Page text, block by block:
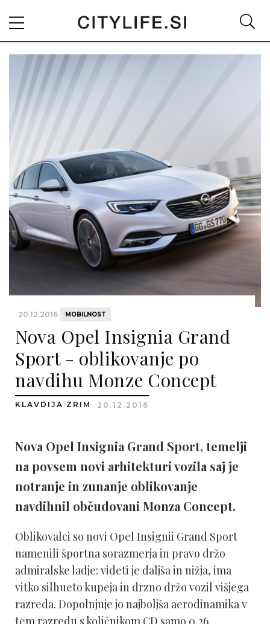
20.12.2016 MOBILNOST
Nova Opel Insignia Grand
Sport - oblikovanje po
navdihu Monze Concept
KLAVDIJA ZRIM 20.12.2016
Nova Opel Insignia Grand Sport, temelji
na povsem novi arhitekturi vozila saj je
notranje in zunanje oblikovanje
navdihnil občudovani Monza Concept.
Oblikovalci so novi Opel Insignii Grand Sport
namenili športna sorazmerja in pravo držo
admiralske ladje: videti je daljša in nižja, ima
vitko silhueto kupeja in drzno držo vozil višjega
razreda. Dopolnjuje jo najboljša aerodinamika v
tem razredu s količnikom CD samo 0,26.